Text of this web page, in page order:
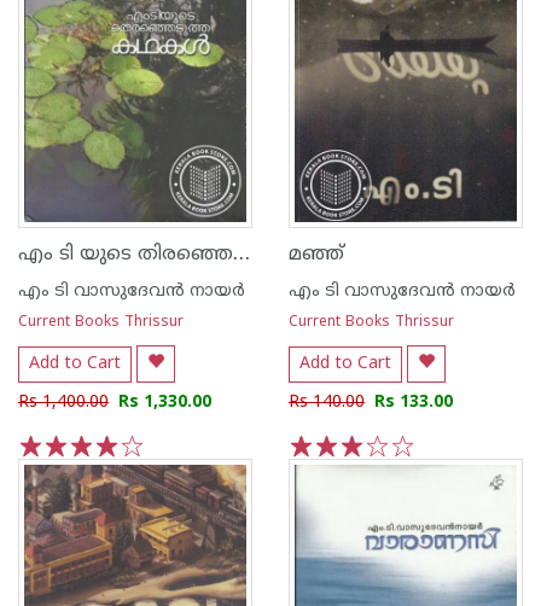
എം ടി യുടെ തിരഞ്ഞെടുത്ത കഥകള്‍
എം ടി വാസുദേവന്‍ നായര്‍
Current Books Thrissur
Add to Cart
Rs 1,400.00 Rs 1,330.00
5
4
3
2
1
മഞ്ഞ്
എം ടി വാസുദേവന്‍ നായര്‍
Current Books Thrissur
Add to Cart
Rs 140.00 Rs 133.00
5
4
3
2
1